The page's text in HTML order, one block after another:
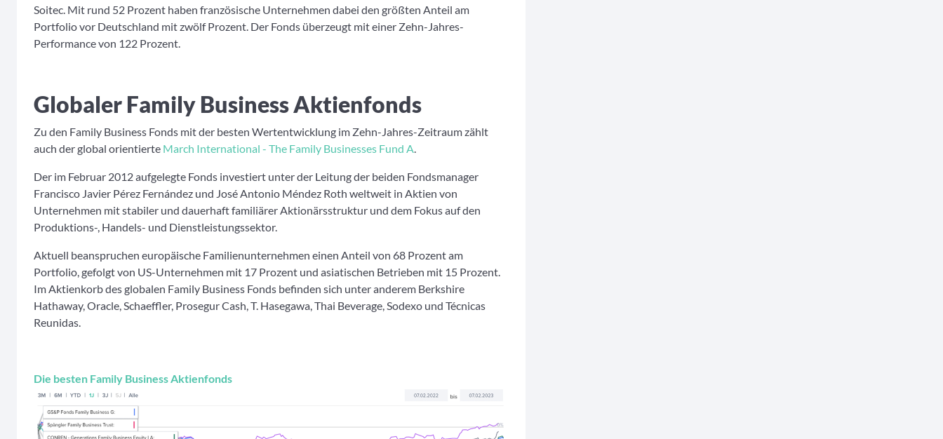
Soitec. Mit rund 52 Prozent haben französische Unternehmen dabei den größten Anteil am
Portfolio vor Deutschland mit zwölf Prozent. Der Fonds überzeugt mit einer Zehn-Jahres-
Performance von 122 Prozent.
Globaler Family Business Aktienfonds
Zu den Family Business Fonds mit der besten Wertentwicklung im Zehn-Jahres-Zeitraum zählt
auch der global orientierte March International - The Family Businesses Fund A
Der im Februar 2012 aufgelegte Fonds investiert unter der Leitung der beiden Fondsmanager
Francisco Javier Pérez Fernández und José Antonio Méndez Roth weltweit in Aktien von
Unternehmen mit stabiler und dauerhaft familiärer Aktionärsstruktur und dem Fokus auf den
Produktions-, Handels- und Dienstleistungssektor.
Aktuell beanspruchen europäische Familienunternehmen einen Anteil von 68 Prozent am
Portfolio, gefolgt von US-Unternehmen mit 17 Prozent und asiatischen Betrieben mit 15 Prozent.
Im Aktienkorb des globalen Family Business Fonds befinden sich unter anderem Berkshire
Hathaway, Oracle, Schaeffler, Prosegur Cash, T. Hasegawa, Thai Beverage, Sodexo und Técnicas
Reunidas.
Die besten Family Business Aktienfonds